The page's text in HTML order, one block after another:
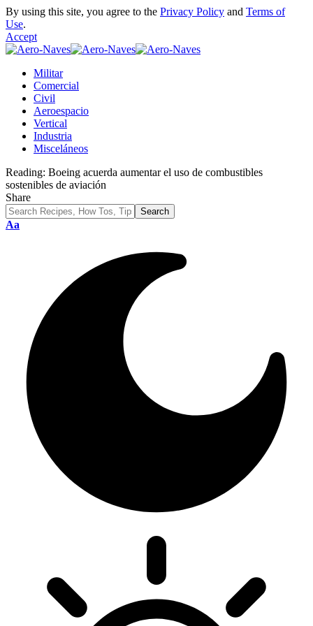
By using this site, you agree to the Privacy Policy and Terms of
Use.
Accept
Militar
Comercial
Civil
Aeroespacio
Vertical
Industria
Misceláneos
Reading: Boeing acuerda aumentar el uso de combustibles
sostenibles de aviación
Share
Font
Aa